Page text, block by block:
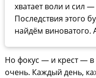
хватает воли и сил
Последствия этого
найдём
Но фокус — и крест —
очень. Каждый день,